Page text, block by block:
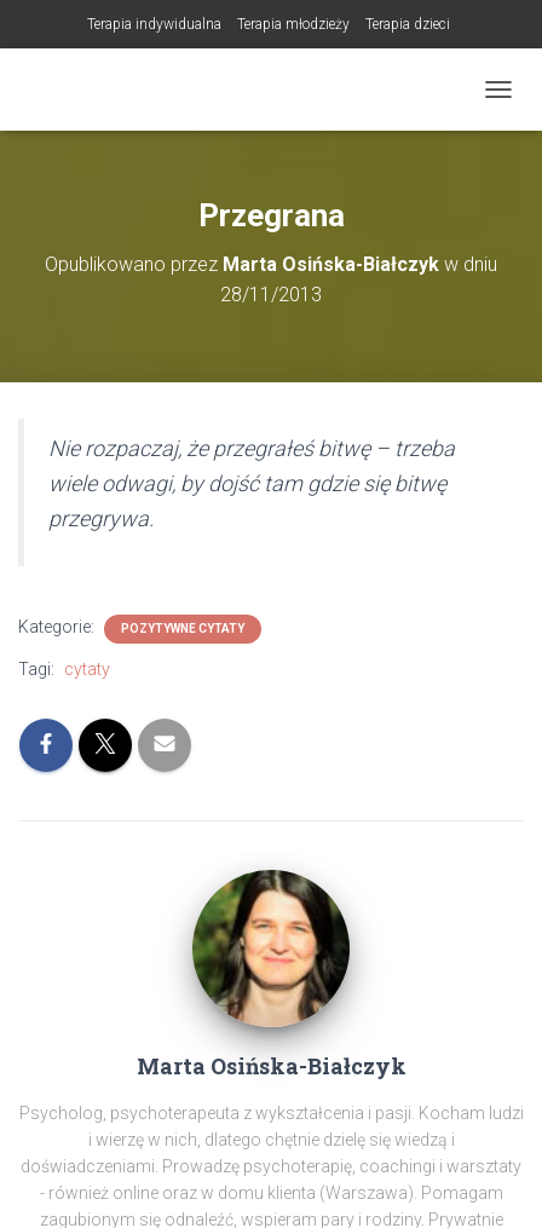
Terapia indywidualna Terapia młodzieży Terapia dzieci
NOWOŚĆ! Trening Komunikacji dla Par
LET Me Go! – Ekspresowa Terapia Lęku (IET) Cart
Przegrana
Opublikowano przez Marta Osińska-Białczyk w dniu
28/11/2013
Nie rozpaczaj, że przegrałeś bitwę – trzeba
wiele odwagi, by dojść tam gdzie się bitwę
przegrywa.
Kategorie: POZYTYWNE CYTATY
Tagi: cytaty
Marta Osińska-Białczyk
Psycholog, psychoterapeuta z wykształcenia i pasji. Kocham ludzi
i wierzę w nich, dlatego chętnie dzielę się wiedzą i
doświadczeniami. Prowadzę psychoterapię, coachingi i warsztaty
- również online oraz w domu klienta (Warszawa). Pomagam
zagubionym się odnaleźć, wspieram pary i rodziny. Prywatnie